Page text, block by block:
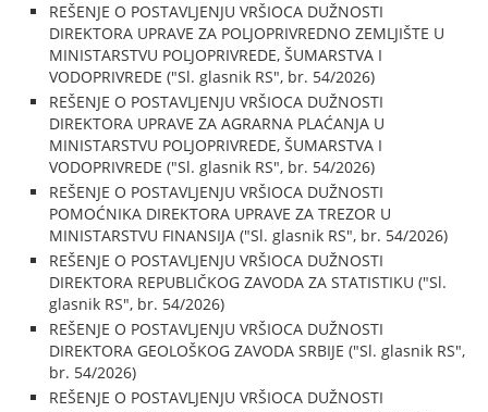
REŠENJE O POSTAVLJENJU VRŠIOCA DUŽNOSTI
DIREKTORA UPRAVE ZA POLJOPRIVREDNO ZEMLJIŠTE U
MINISTARSTVU POLJOPRIVREDE, ŠUMARSTVA I
VODOPRIVREDE ("Sl. glasnik RS", br. 54/2026)
REŠENJE O POSTAVLJENJU VRŠIOCA DUŽNOSTI
DIREKTORA UPRAVE ZA AGRARNA PLAĆANJA U
MINISTARSTVU POLJOPRIVREDE, ŠUMARSTVA I
VODOPRIVREDE ("Sl. glasnik RS", br. 54/2026)
REŠENJE O POSTAVLJENJU VRŠIOCA DUŽNOSTI
POMOĆNIKA DIREKTORA UPRAVE ZA TREZOR U
MINISTARSTVU FINANSIJA ("Sl. glasnik RS", br. 54/2026)
REŠENJE O POSTAVLJENJU VRŠIOCA DUŽNOSTI
DIREKTORA REPUBLIČKOG ZAVODA ZA STATISTIKU ("Sl.
glasnik RS", br. 54/2026)
REŠENJE O POSTAVLJENJU VRŠIOCA DUŽNOSTI
DIREKTORA GEOLOŠKOG ZAVODA SRBIJE ("Sl. glasnik RS",
br. 54/2026)
REŠENJE O POSTAVLJENJU VRŠIOCA DUŽNOSTI